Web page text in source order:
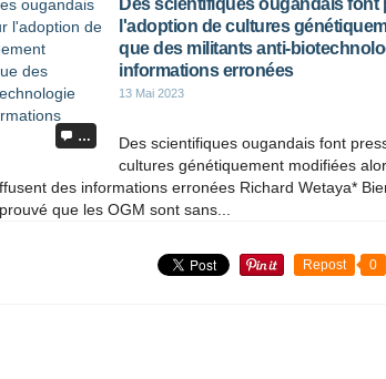
…
Des scientifiques ougandais font
l'adoption de cultures
que des militants anti-
informations erronées
13 Mai 2023
Des scientifiques ougandais font
cultures génétiquement modifiées
des informations erronées Richard Wetaya*
que les OGM sont sans...
Repost 0